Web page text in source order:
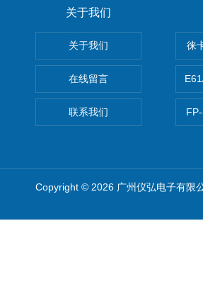
关于我们
关于我们
在线留言
联系我们
徕
Copyright © 2026 广州仪弘电子有限